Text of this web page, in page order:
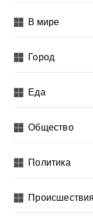
В мире
Город
Еда
Общество
Политика
Происшествия